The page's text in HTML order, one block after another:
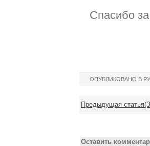
Спасибо
ОПУБЛИКОВАНО В
Предыдущая
Оставить